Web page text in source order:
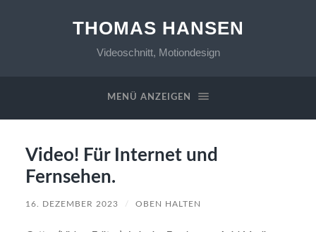
THOMAS HANSEN
Videoschnitt, Motiondesign
MENÜ ANZEIGEN
Video! Für Internet und
Fernsehen.
16. DEZEMBER 2023 / OBEN HALTEN